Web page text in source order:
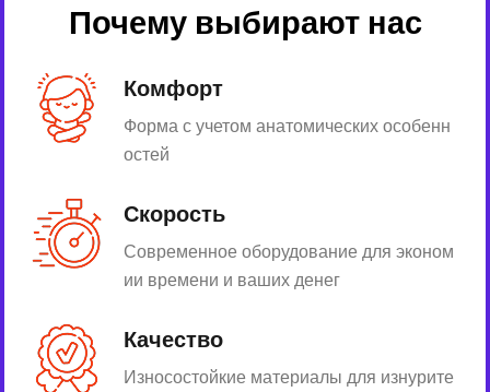
Почему выбирают нас
Комфорт
Форма с учетом анатомических особенн
остей
Скорость
Современное оборудование для эконом
ии времени и ваших денег
Качество
Износостойкие материалы для изнурите